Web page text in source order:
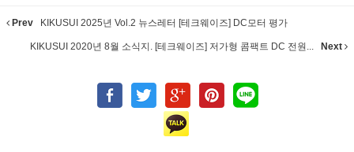
Prev KIKUSUI 2025년 Vol.2 뉴스레터 [테크웨이즈] DC모터 평가
KIKUSUI 2020년 8월 소식지. [테크웨이즈] 저가형 콤팩트 DC 전원... Next